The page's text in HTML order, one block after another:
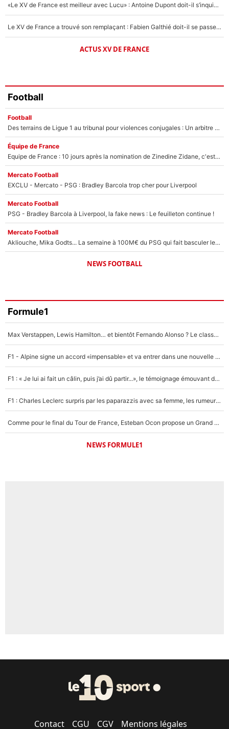
«Le XV de France est meilleur avec Lucu» : Antoine Dupont doit-il s’inquiéter pour sa place ?
Le XV de France a trouvé son remplaçant : Fabien Galthié doit-il se passer d'Antoine Dupont ?
ACTUS XV DE FRANCE
Football
Football
Des terrains de Ligue 1 au tribunal pour violences conjugales : Un arbitre français encourt une peine de 18 mois de prison !
Équipe de France
Equipe de France : 10 jours après la nomination de Zinedine Zidane, c'est au tour de son fils de prendre un nouveau départ !
Mercato Football
EXCLU - Mercato - PSG : Bradley Barcola trop cher pour Liverpool
Mercato Football
PSG - Bradley Barcola à Liverpool, la fake news : Le feuilleton continue !
Mercato Football
Akliouche, Mika Godts... La semaine à 100M€ du PSG qui fait basculer le mercato du PSG !
NEWS FOOTBALL
Formule1
Max Verstappen, Lewis Hamilton… et bientôt Fernando Alonso ? Le classement des pilotes les mieux payés en Formule 1 risque de changer !
F1 - Alpine signe un accord «impensable» et va entrer dans une nouvelle dimension : Grande nouvelle pour Pierre Gasly !
F1 : « Je lui ai fait un câlin, puis j’ai dû partir...», le témoignage émouvant de Max Verstappen sur sa fille
F1 : Charles Leclerc surpris par les paparazzis avec sa femme, les rumeurs étaient vraies !
Comme pour le final du Tour de France, Esteban Ocon propose un Grand Prix de Formule 1 à Paris : «Autour de l’Arc de Triomphe, ce serait génial» !
NEWS FORMULE1
Contact CGU CGV Mentions légales